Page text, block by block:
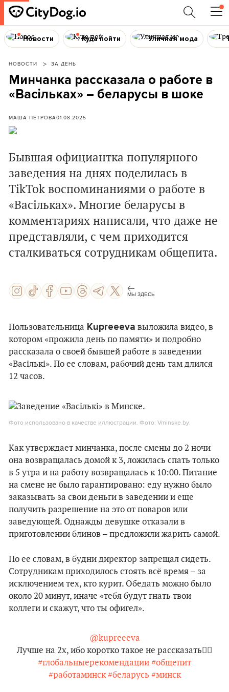
Новости Куда пойти Уличная мода
НОВОСТИ ЗА ДЕНЬ
Минчанка рассказала о работе в
«Васільках» – беларусы в шоке
МАША ПЕТРОВА01.08.2025
Бывшая официантка популярного
заведения на днях поделилась в
TikTok воспоминаниями о работе в
«Васільках». Многие беларусы в
комментариях написали, что даже не
представляли, с чем приходится
сталкиваться сотрудникам общепита.
МЫ ЗДЕСЬ
Пользовательница Kupreeeva выложила видео, в
котором «прожила день по памяти» и подробно
рассказала о своей бывшей работе в заведении
«Васількі». По ее словам, рабочий день там длился
12 часов.
Фото использовано в качестве иллюстрации. Фото: Vminske.by.
Как утверждает минчанка, после смены до 2 ночи
она возвращалась домой к 3, ложилась спать только
в 5 утра и на работу возвращалась к 10:00. Питание
на смене не было гарантировано: еду нужно было
заказывать за свои деньги в заведении и еще
получить разрешение на это от поваров или
заведующей. Однажды девушке отказали в
приготовлении блинов – предложили жарить самой.
По ее словам, в будни директор запрещал сидеть.
Сотрудникам приходилось стоять всё время – за
исключением тех, кто курит. Обедать можно было
около 20 минут, иначе «тебя будут гнать твои
коллеги и скажут, что ты офигел».
@kupreeeva
Лучше на 2х, ибо коротко такое не рассказать🙂‍↕️
#глобальныерекомендации #общепит
#работаминск #беларусь #минск